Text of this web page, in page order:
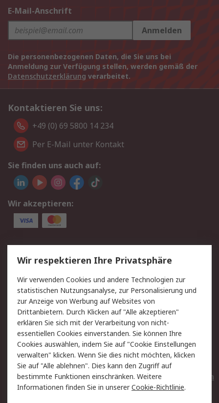
E-Mail-Anschrift
Anmelden
Die personenbezogenen Daten, die Sie uns bei
Anmeldung zur Verfügung stellen, werden gemäß der
Datenschutzerklärung verarbeitet.
Kontaktieren Sie uns:
+49 (0) 69 5800 14 234
Per E-Mail unter Kontakt
Sie finden uns auch auf:
Wir akzeptieren:
Service
Value Added Services
Lieferlösungen
Rücksendungen
Kontakt
Hilfe
Privatkunden
Rechtliches
AGB
Datenschutz
Cookie-Richtlinie
Zahlungsbedingungen
Copyright/Impressum
Entsorgung
Elektrogeräte/Batterien
Wir respektieren Ihre Privatsphäre
Wir verwenden Cookies und andere Technologien zur
statistischen Nutzungsanalyse, zur Personalisierung und
zur Anzeige von Werbung auf Websites von
Drittanbietern. Durch Klicken auf "Alle akzeptieren"
erklären Sie sich mit der Verarbeitung von nicht-
essentiellen Cookies einverstanden. Sie können Ihre
Cookies auswählen, indem Sie auf "Cookie Einstellungen
verwalten" klicken. Wenn Sie dies nicht möchten, klicken
Sie auf "Alle ablehnen". Dies kann den Zugriff auf
bestimmte Funktionen einschränken. Weitere
Informationen finden Sie in unsererCookie-Richtlinie.